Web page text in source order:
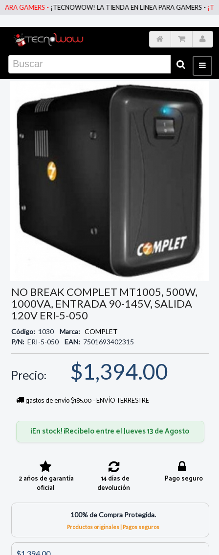
GAMERS -¡TECNOWOW! LA TIENDA EN LINEA PARA GAMERS -
NO BREAK COMPLET MT1005, 500W,
1000VA, ENTRADA 90-145V, SALIDA
120V ERI-5-050
Código: 1030 Marca: COMPLET
P/N: ERI-5-050 EAN: 7501693402315
Precio: $1,394.00
gastos de envío $185.00 - ENVÍO TERRESTRE
¡En stock! ¡Recíbelo entre el Jueves 13 de Agosto
2 años de garantía
oficial
14 días de
devolución
Pago seguro
100% de Compra Protegida.
Productos originales | Pagos seguros
$1,394.00